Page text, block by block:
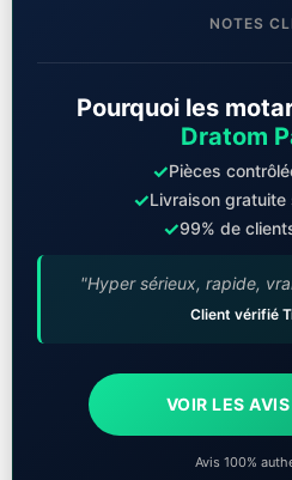
NOTES
Pourquoi les
Dratom
✓Pièces
✓Livraison gratuite
✓99% de
"Hyper sérieux, rapide,
Client vérifié
VOIR LES
Avis 100%